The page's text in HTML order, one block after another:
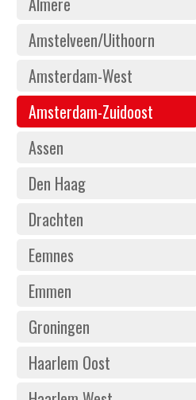
Amstelveen/Uithoorn
Amsterdam-West
Amsterdam-Zuidoost
Assen
Den Haag
Drachten
Eemnes
Emmen
Groningen
Haarlem Oost